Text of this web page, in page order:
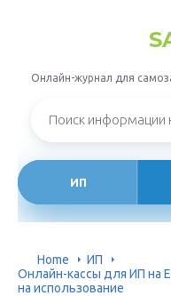
Онлайн-журнал для
ИП
Home
ИП
Онлайн-кассы для ИП на
на использование